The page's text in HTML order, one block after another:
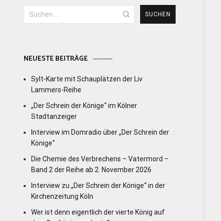
Suchen
nach:
NEUESTE BEITRÄGE
Sylt-Karte mit Schauplätzen der Liv
Lammers-Reihe
„Der Schrein der Könige“ im Kölner
Stadtanzeiger
Interview im Domradio über „Der Schrein der
Könige“
Die Chemie des Verbrechens – Vatermord –
Band 2 der Reihe ab 2. November 2026
Interview zu „Der Schrein der Könige“ in der
Kirchenzeitung Köln
Wer ist denn eigentlich der vierte König auf